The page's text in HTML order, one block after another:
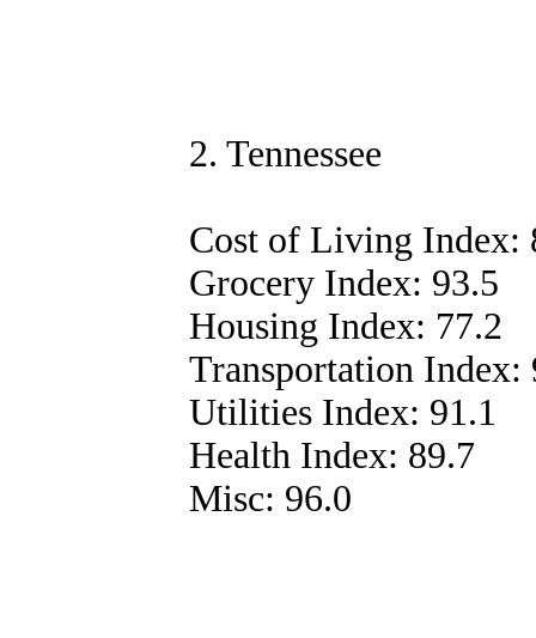
2. Tennessee
Cost of Living Index:
Grocery Index: 93.5
Housing Index: 77.2
Transportation Index:
Utilities Index: 91.1
Health Index: 89.7
Misc: 96.0